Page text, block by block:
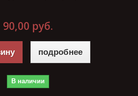
90,00 руб.
подробнее
В наличии